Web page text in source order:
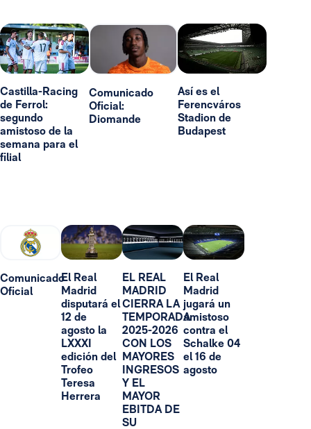
Castilla-Racing
de Ferrol:
segundo
amistoso de la
semana para el
filial
Comunicado
Oficial:
Diomande
Así es el
Ferencváros
Stadion de
Budapest
Comunicado
Oficial
El Real
Madrid
disputará el
12 de
agosto la
LXXXI
edición del
Trofeo
Teresa
Herrera
EL REAL
MADRID
CIERRA LA
TEMPORADA
2025-2026
CON LOS
MAYORES
INGRESOS
Y EL
MAYOR
EBITDA DE
SU
El Real
Madrid
jugará un
amistoso
contra el
Schalke 04
el 16 de
agosto